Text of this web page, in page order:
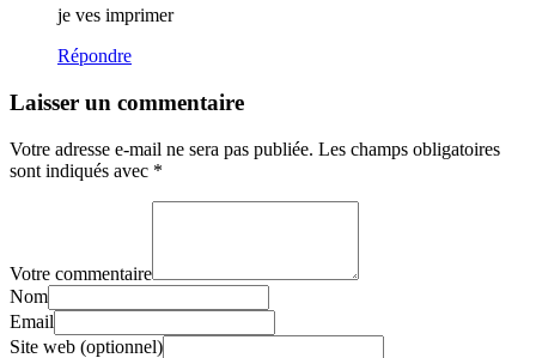
je ves imprimer
Répondre
Laisser un commentaire
Votre adresse e-mail ne sera pas publiée. Les champs obligatoires
sont indiqués avec *
Votre commentaire
Nom
Email
Site web (optionnel)